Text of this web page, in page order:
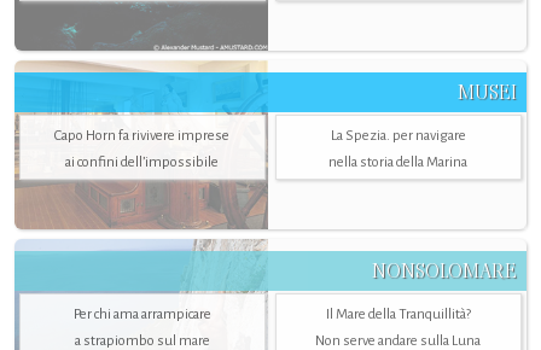
MUSEI
Capo Horn fa rivivere imprese
ai confini dell’impossibile
La Spezia. per navigare
nella storia della Marina
NONSOLOMARE
Per chi ama arrampicare
a strapiombo sul mare
Il Mare della Tranquillità?
Non serve andare sulla Luna